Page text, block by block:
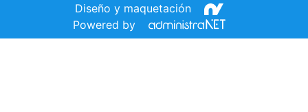
Diseño y maquetación
Powered by